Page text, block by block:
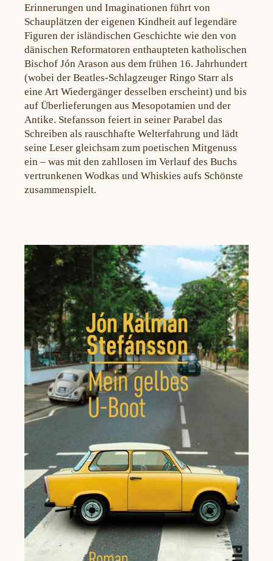
Erinnerungen und Imaginationen führt von
Schauplätzen der eigenen Kindheit auf legendäre
Figuren der isländischen Geschichte wie den von
dänischen Reformatoren enthaupteten katholischen
Bischof Jón Arason aus dem frühen 16. Jahrhundert
(wobei der Beatles-Schlagzeuger Ringo Starr als
eine Art Wiedergänger desselben erscheint) und bis
auf Überlieferungen aus Mesopotamien und der
Antike. Stefansson feiert in seiner Parabel das
Schreiben als rauschhafte Welterfahrung und lädt
seine Leser gleichsam zum poetischen Mitgenuss
ein – was mit den zahllosen im Verlauf des Buchs
vertrunkenen Wodkas und Whiskies aufs Schönste
zusammenspielt.